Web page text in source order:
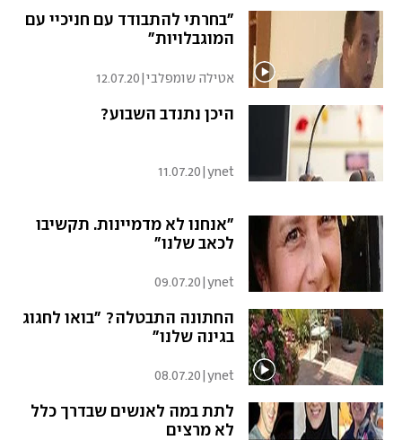
"בחרתי להתבודד עם חניכיי עם
המוגבלויות"
אטילה שומפלבי|
12.07.20
היכן נתנדב השבוע?
ynet
|
11.07.20
"אנחנו לא מדמיינות. תקשיבו
לכאב שלנו"
ynet
|
09.07.20
החתונה התבטלה? "בואו לחגוג
בגינה שלנו"
ynet
|
08.07.20
לתת במה לאנשים שבדרך כלל
לא מרצים